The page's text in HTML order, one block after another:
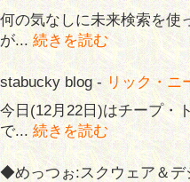
何の気なしに未来検索を使
が... 続きを読む
stabucky blog -リック・ニ
今日(12月22日)はチープ・
で...続きを読む
◆めっつぉ:スクウェア＆デ